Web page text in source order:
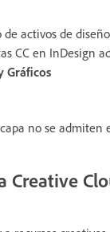
activos de
CC en InDesign
Gráficos
no se admiten
Creative